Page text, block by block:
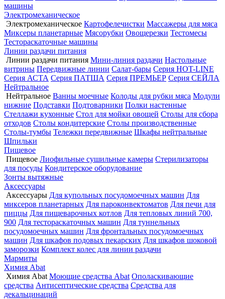
машины
Электромеханическое
Электромеханическое Картофелечистки Массажеры для мяса
Миксеры планетарные Мясорубки Овощерезки Тестомесы
Тестораскаточные машины
Линии раздачи питания
Линии раздачи питания Мини-линия раздачи Настольные
витрины Передвижные линии Салат-бары Серия HOT-LINE
Серия АСТА Серия ПАТША Серия ПРЕМЬЕР Серия СЕЙЛА
Нейтральное
Нейтральное Ванны моечные Колоды для рубки мяса Модули
нижние Подставки Подтоварники Полки настенные
Стеллажи кухонные Стол для мойки овощей Столы для сбора
отходов Столы кондитерские Столы производственные
Столы-тумбы Тележки передвижные Шкафы нейтральные
Шпильки
Пищевое
Пищевое Лиофильные сушильные камеры Стерилизаторы
для посуды Кондитерское оборудование
Зонты вытяжные
Аксессуары
Аксессуары Для купольных посудомоечных машин Для
миксеров планетарных Для пароконвектоматов Для печи для
пиццы Для пищеварочных котлов Для тепловых линий 700,
900 Для тестораскаточных машин Для туннельных
посудомоечных машин Для фронтальных посудомоечных
машин Для шкафов подовых пекарских Для шкафов шоковой
заморозки Комплект колес для линии раздачи
Мармиты
Химия Abat
Химия Abat Моющие средства Abat Ополаскивающие
средства Антисептические средства Средства для
декальцинаций